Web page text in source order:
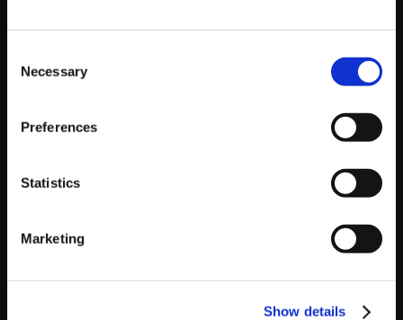
Selection
Necessary
Preferences
Statistics
Marketing
Show details
おすすめ商品